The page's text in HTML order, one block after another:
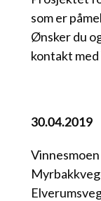
som er
Ønsker du
kontakt med
30.04.2019